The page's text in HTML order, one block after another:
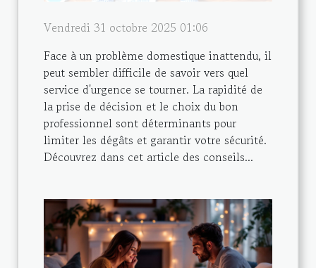
Vendredi 31 octobre 2025 01:06
Face à un problème domestique inattendu, il
peut sembler difficile de savoir vers quel
service d'urgence se tourner. La rapidité de
la prise de décision et le choix du bon
professionnel sont déterminants pour
limiter les dégâts et garantir votre sécurité.
Découvrez dans cet article des conseils...